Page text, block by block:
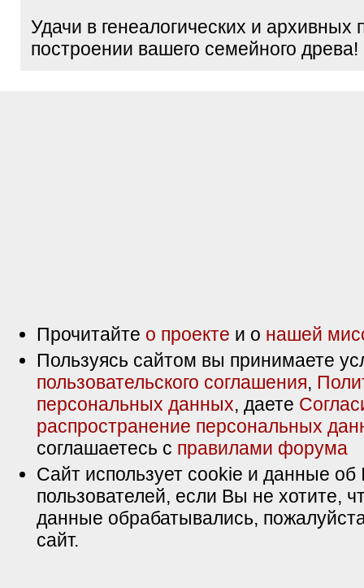
Удачи в генеалогических и архивных
построении вашего семейного древа!
Прочитайте о проекте и о нашей
Пользуясь сайтом вы принимаете
пользовательского соглашения,
персональных данных, даете
распространение персональных
соглашаетесь с правилами форума
Сайт использует cookie и данные об
пользователей, если Вы не хотите,
данные обрабатывались,
сайт.